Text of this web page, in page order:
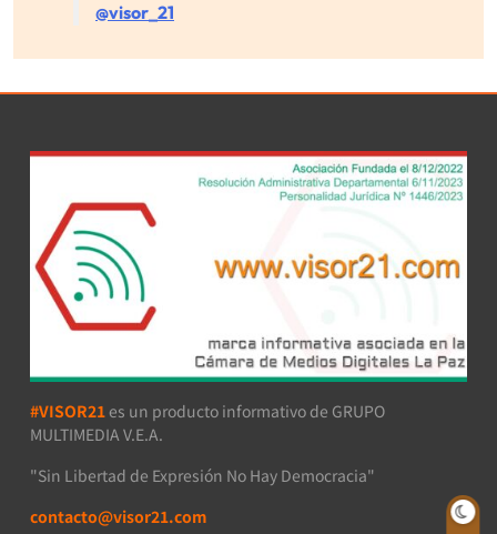
@visor_21
#VISOR21 es un producto informativo de GRUPO
MULTIMEDIA V.E.A.
"Sin Libertad de Expresión No Hay Democracia"
contacto@visor21.com